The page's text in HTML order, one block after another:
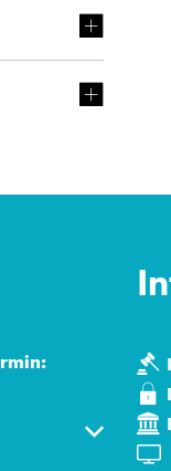
auszublenden